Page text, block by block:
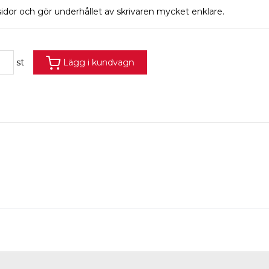
och gör underhållet av skrivaren mycket enklare.
st Lägg i kundvagn